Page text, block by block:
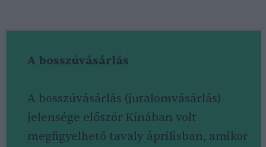
A bosszúvásárlás
A bosszúvásárlás (jutalomvásárlás)
jelensége először Kínában volt
megfigyelhető tavaly áprilisban, amikor